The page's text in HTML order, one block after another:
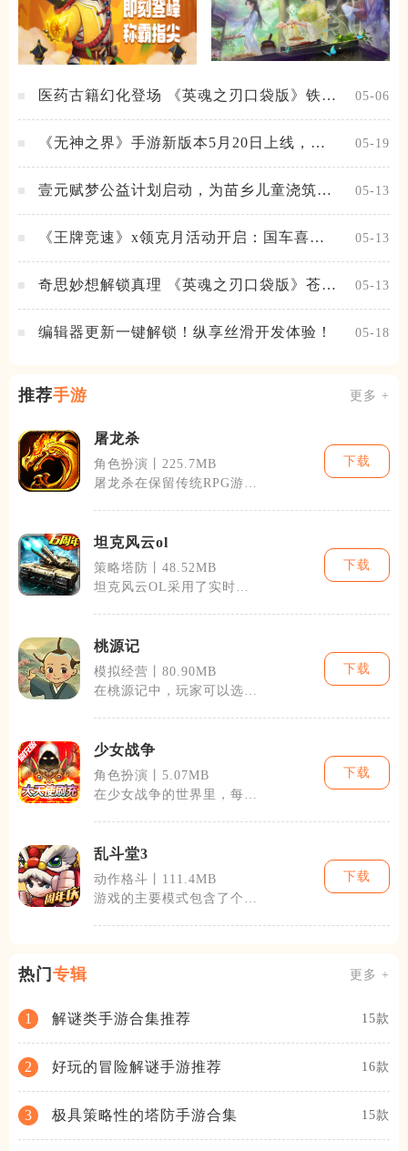
医药古籍幻化登场 《英魂之刃口袋版》铁扇
05-06
《无神之界》手游新版本5月20日上线，女
05-19
壹元赋梦公益计划启动，为苗乡儿童浇筑梦
05-13
《王牌竞速》x领克月活动开启：国车喜迎
05-13
奇思妙想解锁真理 《英魂之刃口袋版》苍天
05-13
编辑器更新一键解锁！纵享丝滑开发体验！ 05-18
推荐手游 更多 +
屠龙杀
角色扮演丨225.7MB
屠龙杀在保留传统RPG游戏
下载
坦克风云ol
策略塔防丨48.52MB
坦克风云OL采用了实时战
下载
桃源记
模拟经营丨80.90MB
在桃源记中，玩家可以选择
下载
少女战争
角色扮演丨5.07MB
在少女战争的世界里，每位
下载
乱斗堂3
动作格斗丨111.4MB
游戏的主要模式包含了个人
下载
热门 专辑 更多 +
1 解谜类手游合集推荐 15款
2 好玩的冒险解谜手游推荐 16款
3 极具策略性的塔防手游合集 15款